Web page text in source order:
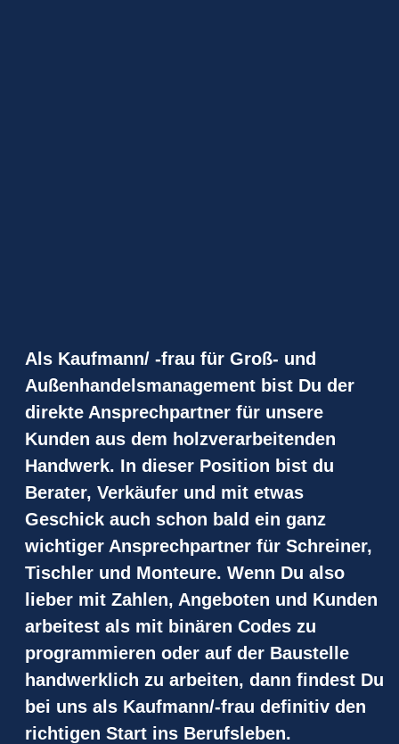
Als Kaufmann/ -frau für Groß- und
Außenhandelsmanagement bist Du der
direkte Ansprechpartner für unsere
Kunden aus dem holzverarbeitenden
Handwerk. In dieser Position bist du
Berater, Verkäufer und mit etwas
Geschick auch schon bald ein ganz
wichtiger Ansprechpartner für Schreiner,
Tischler und Monteure. Wenn Du also
lieber mit Zahlen, Angeboten und Kunden
arbeitest als mit binären Codes zu
programmieren oder auf der Baustelle
handwerklich zu arbeiten, dann findest Du
bei uns als Kaufmann/-frau definitiv den
richtigen Start ins Berufsleben.